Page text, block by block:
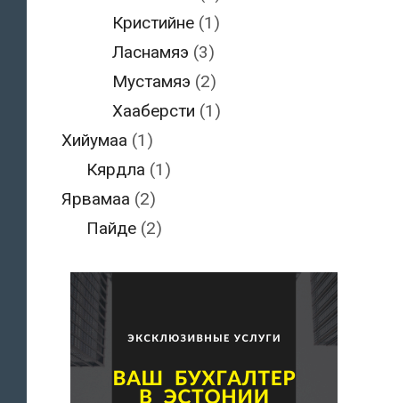
Кристийне(1)
Ласнамяэ (3)
Мустамяэ (2)
Хааберсти (1)
Хийумаа (1)
Кярдла (1)
Ярвамаа (2)
Пайде (2)